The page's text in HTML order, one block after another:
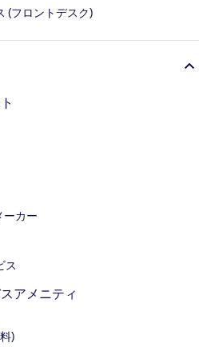
(フロントデスク)
ーカー
ス
アメニティ
)